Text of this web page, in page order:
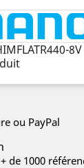
8V
ou PayPal
de 1000